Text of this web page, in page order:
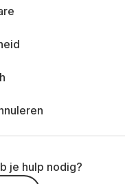
je hulp nodig?